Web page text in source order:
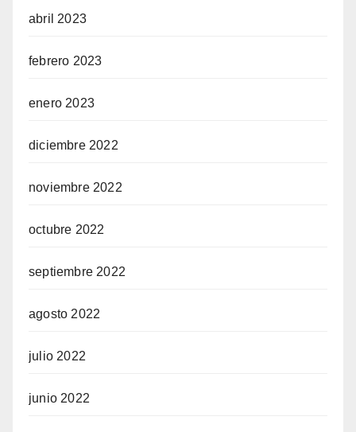
abril 2023
febrero 2023
enero 2023
diciembre 2022
noviembre 2022
octubre 2022
septiembre 2022
agosto 2022
julio 2022
junio 2022